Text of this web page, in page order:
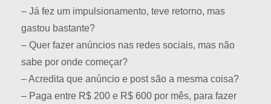
– Já fez um impulsionamento, teve retorno, mas
gastou bastante?
– Quer fazer anúncios nas redes sociais, mas não
sabe por onde começar?
– Acredita que anúncio e post são a mesma coisa?
– Paga entre R$ 200 e R$ 600 por mês, para fazer